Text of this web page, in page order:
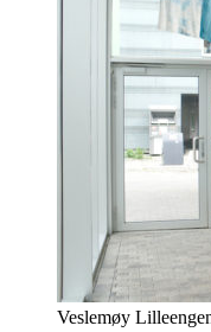
Veslemøy